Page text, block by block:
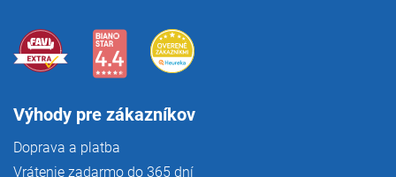
Výhody pre zákazníkov
Doprava a platba
Vrátenie zadarmo do 365 dní